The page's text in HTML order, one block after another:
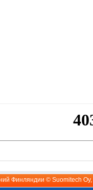
Финляндии © Suomitech Oy